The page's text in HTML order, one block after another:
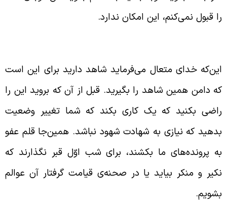
قبول نمی‌کنم، این امکان ندارد.
خدای متعال می‌فرماید شاهد دارید برای این است
دامن همین شاهد را بگیرید. قبل از آن که بروید این را
بکنید که یک کاری بکند که شما تغییر وضعیت
که نیازی به شهادت شهود نباشد. همین‌جا قلم عفو
پرونده‌های ما بکشند، برای شب اوّل قبر نگذارند که
و منکر بیاید یا در صحنه‌ی قیامت گرفتار آن عوالم